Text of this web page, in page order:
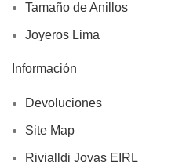
Tamaño de Anillos
Joyeros Lima
Información
Devoluciones
Site Map
Rivialldi Joyas EIRL